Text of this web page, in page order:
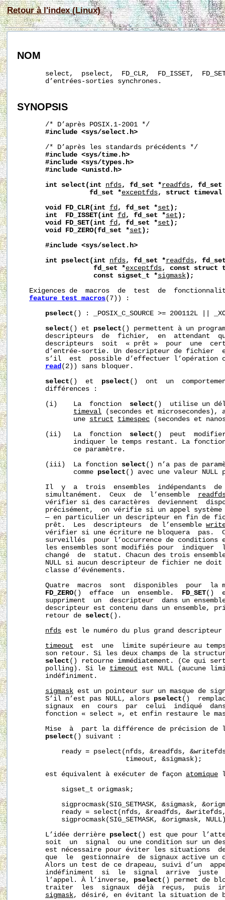
Retour à l'index (Linux)
NOM
select,  pselect,  FD_CLR,  FD_ISSET,
       d’entrées-sorties synchrones.
SYNOPSIS
       /* D’après POSIX.1-2001 */
#include <sys/select.h>
       /* D’après les standards précédents */
#include <sys/time.h>
#include <sys/types.h>
#include <unistd.h>
int
select(int nfds, fd_set *readfds,
fd_set
fd_set
*exceptfds, struct
timeval
void FD_CLR(int fd, fd_set *set );
int
FD_ISSET(int fd, fd_set *set );
void FD_SET(int fd, fd_set *set );
void FD_ZERO(fd_set *set );
#include <sys/select.h>
int
pselect(int nfds, fd_set *readfds,
fd_set
*exceptfds, const struct
const
sigset_t *sigmask );
Exigences de  macros  de  test  de
feature_test_macros(7)) :
pselect () : _POSIX_C_SOURCE >= 200112L ||
select () et pselect () permettent à un
descripteurs  de  fichier,  en  attendant
descripteurs  soit  « prêt »  pour  une
d’entrée-sortie. Un descripteur de fichier
s’il  est  possible d’effectuer l’opération
read(2)) sans bloquer.
select ()  et pselect ()  ont  un
       différences :
       (i)    La  fonction
select ()  utilise un
timeval (secondes et
              une
struct timespec (secondes et
       (ii)   La  fonction
select ()  peut
indiquer le temps restant. La
              ce paramètre.
       (iii)  La fonction
select () n’a pas de
              comme
pselect () avec une valeur NULL
Il  y  a  trois  ensembles  indépendants
       simultanément.  Ceux  de  l’ensemble
vérifier si des caractères  deviennent
précisément,  on vérifie si un appel
— en particulier un descripteur en fin de
       prêt.  Les  descripteurs  de l’ensemble
vérifier si une écriture ne bloquera  pas.
surveillés  pour l’occurrence de conditions
les ensembles sont modifiés pour  indiquer
changé  de  statut. Chacun des trois
NULL si aucun descripteur de fichier ne
       classe d’événements.
Quatre  macros  sont  disponibles  pour  la
FD_ZERO()  efface  un  ensemble. FD_SET()
suppriment  un  descripteur  dans un
descripteur est contenu dans un ensemble,
       retour de
select ().
nfds est le numéro du plus grand
timeout
est  une  limite supérieure au
son retour. Si les deux champs de la
select () retourne immédiatement. (Ce qui
       polling). Si le
timeout est NULL (aucune
       indéfiniment.
sigmask est un pointeur sur un masque de
       S’il n’est pas NULL, alors
pselect ()
signaux  en  cours  par  celui  indiqué
fonction « select », et enfin restaure le
Mise  à  part la différence de précision de
pselect () suivant :
ready = pselect(nfds, &readfds,
                           timeout, &sigmask);
       est équivalent à exécuter de façon
atomique
           sigset_t origmask;
sigprocmask(SIG_SETMASK, &sigmask,
ready = select(nfds, &readfds,
sigprocmask(SIG_SETMASK, &origmask,
       L’idée derrière
pselect () est que pour
soit  un  signal  ou une condition sur un
est nécessaire pour éviter les situations
que  le  gestionnaire  de signaux active un
Alors un test de ce drapeau, suivi d’un
indéfiniment  si  le  signal  arrive  juste
       l’appel. À l’inverse,
pselect () permet de
traiter  les  signaux  déjà  reçus,  puis
sigmask, désiré, en évitant la situation de